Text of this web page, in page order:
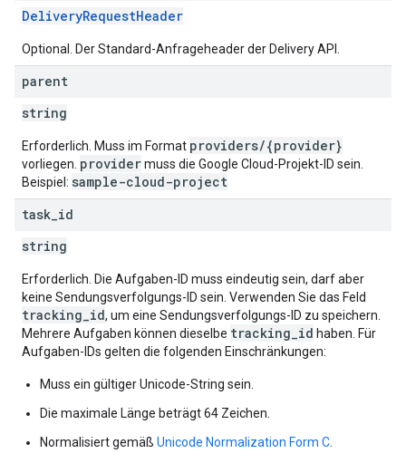
DeliveryRequestHeader
Optional. Der Standard-Anfrageheader der Delivery API.
parent
string
Erforderlich. Muss im Format providers/{provider}
vorliegen. providermuss die Google Cloud-Projekt-ID sein.
Beispiel: sample-cloud-project
task id
string
Erforderlich. Die Aufgaben-ID muss eindeutig sein, darf aber
keine Sendungsverfolgungs-ID sein. Verwenden Sie das Feld
tracking_id, um eine Sendungsverfolgungs-ID zu speichern.
Mehrere Aufgaben können dieselbe tracking_id haben. Für
Aufgaben-IDs gelten die folgenden Einschränkungen:
Muss ein gültiger Unicode-String sein.
Die maximale Länge beträgt 64 Zeichen.
Normalisiert gemäß Unicode Normalization Form C